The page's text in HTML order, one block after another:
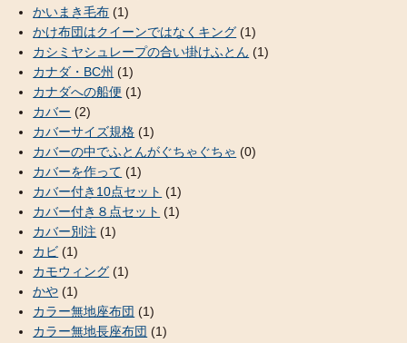
かいまき毛布 (1)
かけ布団はクイーンではなくキング (1)
カシミヤシュレープの合い掛けふとん (1)
カナダ・BC州 (1)
カナダへの船便 (1)
カバー (2)
カバーサイズ規格 (1)
カバーの中でふとんがぐちゃぐちゃ (0)
カバーを作って (1)
カバー付き10点セット (1)
カバー付き８点セット (1)
カバー別注 (1)
カビ (1)
カモウィング (1)
かや (1)
カラー無地座布団 (1)
カラー無地長座布団 (1)